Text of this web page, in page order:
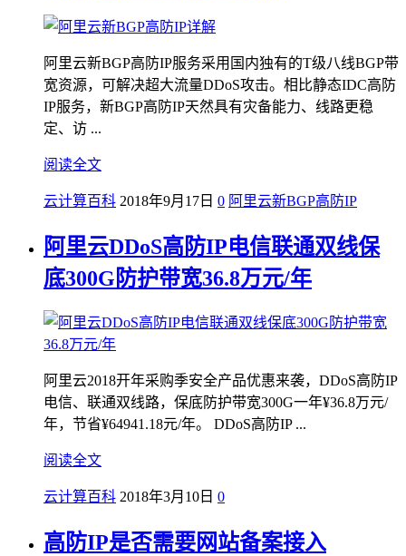
阿里云新BGP高防IP服务采用国内独有的T级八线BGP带
宽资源，可解决超大流量DDoS攻击。相比静态IDC高防
IP服务，新BGP高防IP天然具有灾备能力、线路更稳
定、访 ...
阅读全文
云计算百科 2018年9月17日 0 阿里云新BGP高防IP
阿里云DDoS高防IP电信联通双线保
底300G防护带宽36.8万元/年
阿里云2018开年采购季安全产品优惠来袭，DDoS高防IP
电信、联通双线路，保底防护带宽300G一年¥36.8万元/
年，节省¥64941.18元/年。 DDoS高防IP ...
阅读全文
云计算百科 2018年3月10日 0
高防IP是否需要网站备案接入